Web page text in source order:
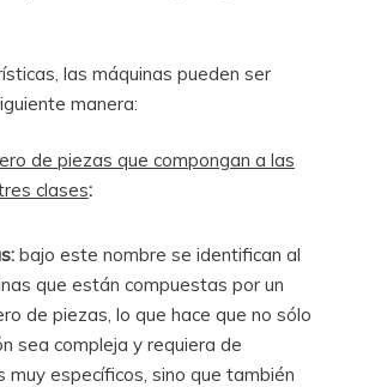
las máquinas pueden ser
manera:
de piezas que compongan a las
clases:
bajo este nombre se identifican al
que están compuestas por un
de piezas, lo que hace que no sólo
sea compleja y requiera de
muy específicos, sino que también